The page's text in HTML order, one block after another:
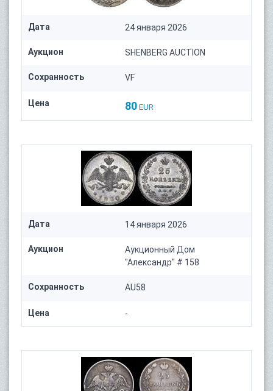
Дата 24 января 2026
Аукцион SHENBERG AUCTION
Сохранность VF
Цена 80 EUR
Дата 14 января 2026
Аукцион
Аукционный Дом
"Александр" # 158
Сохранность AU58
Цена -